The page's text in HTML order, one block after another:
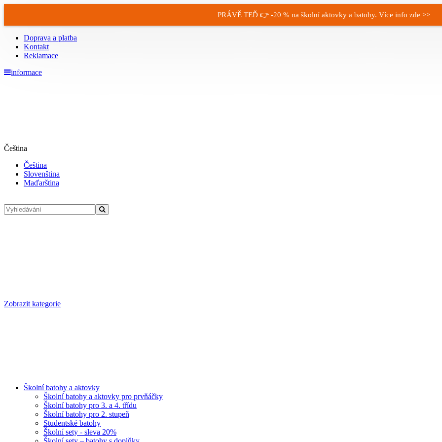
PRÁVĚ TEĎ 👉 -20 % na školní aktovky a batohy. Více info zde >>
Doprava a platba
Kontakt
Reklamace
informace
Čeština
Čeština
Slovenština
Maďarština
Zobrazit kategorie
Školní batohy a aktovky
Školní batohy a aktovky pro prvňáčky
Školní batohy pro 3. a 4. třídu
Školní batohy pro 2. stupeň
Studentské batohy
Školní sety - sleva 20%